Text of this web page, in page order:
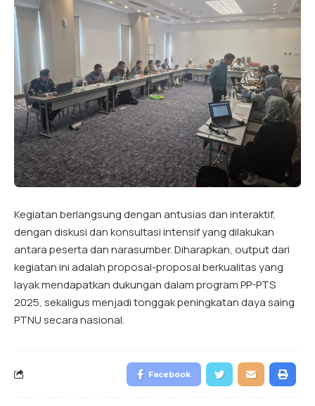
Kegiatan berlangsung dengan antusias dan interaktif,
dengan diskusi dan konsultasi intensif yang dilakukan
antara peserta dan narasumber. Diharapkan, output dari
kegiatan ini adalah proposal-proposal berkualitas yang
layak mendapatkan dukungan dalam program PP-PTS
2025, sekaligus menjadi tonggak peningkatan daya saing
PTNU secara nasional.
Facebook